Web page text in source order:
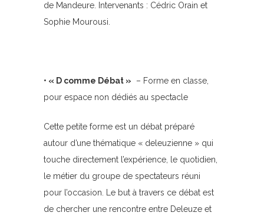
de Mandeure. Intervenants : Cédric Orain et
Sophie Mourousi.
• « D comme Débat » – Forme en classe,
pour espace non dédiés au spectacle
Cette petite forme est un débat préparé
autour d’une thématique « deleuzienne » qui
touche directement l’expérience, le quotidien,
le métier du groupe de spectateurs réuni
pour l’occasion. Le but à travers ce débat est
de chercher une rencontre entre Deleuze et